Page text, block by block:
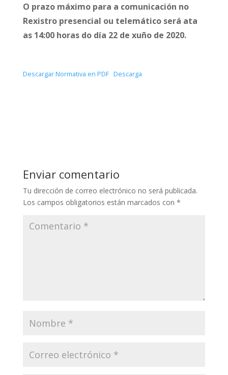
O prazo máximo para a comunicación no
Rexistro presencial ou telemático será ata
as 14:00 horas do día 22 de xuño de 2020.
Descargar Normativa en PDF Descarga
Enviar comentario
Tu dirección de correo electrónico no será publicada.
Los campos obligatorios están marcados con *